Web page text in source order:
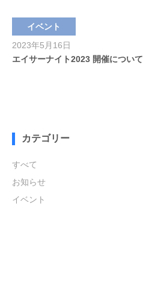
カテゴリー
すべて
お知らせ
イベント
イベント
2023年5月16日
エイサーナイト2023 開催について